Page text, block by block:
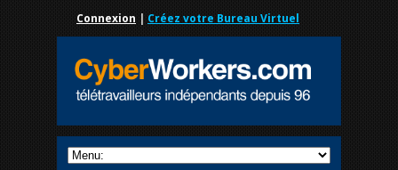
Connexion | Créez votre Bureau Virtuel